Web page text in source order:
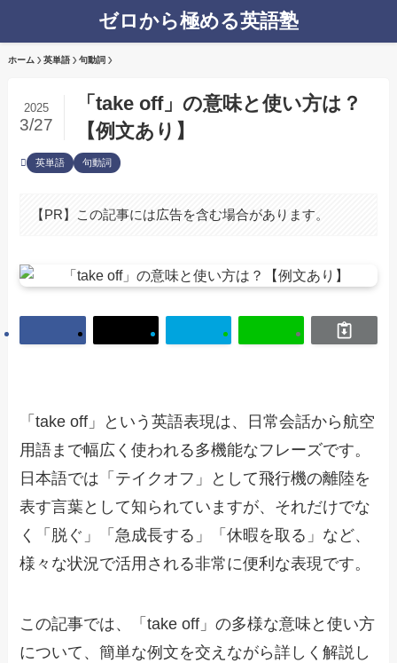
ゼロから極める英語塾
ホーム 英単語 句動詞
「take off」の意味と使い方は？
【例文あり】
2025
3/27
英単語 句動詞
【PR】この記事には広告を含む場合があります。
「take off」という英語表現は、日常会話から航空
用語まで幅広く使われる多機能なフレーズです。
日本語では「テイクオフ」として飛行機の離陸を
表す言葉として知られていますが、それだけでな
く「脱ぐ」「急成長する」「休暇を取る」など、
様々な状況で活用される非常に便利な表現です。
この記事では、「take off」の多様な意味と使い方
について、簡単な例文を交えながら詳しく解説し